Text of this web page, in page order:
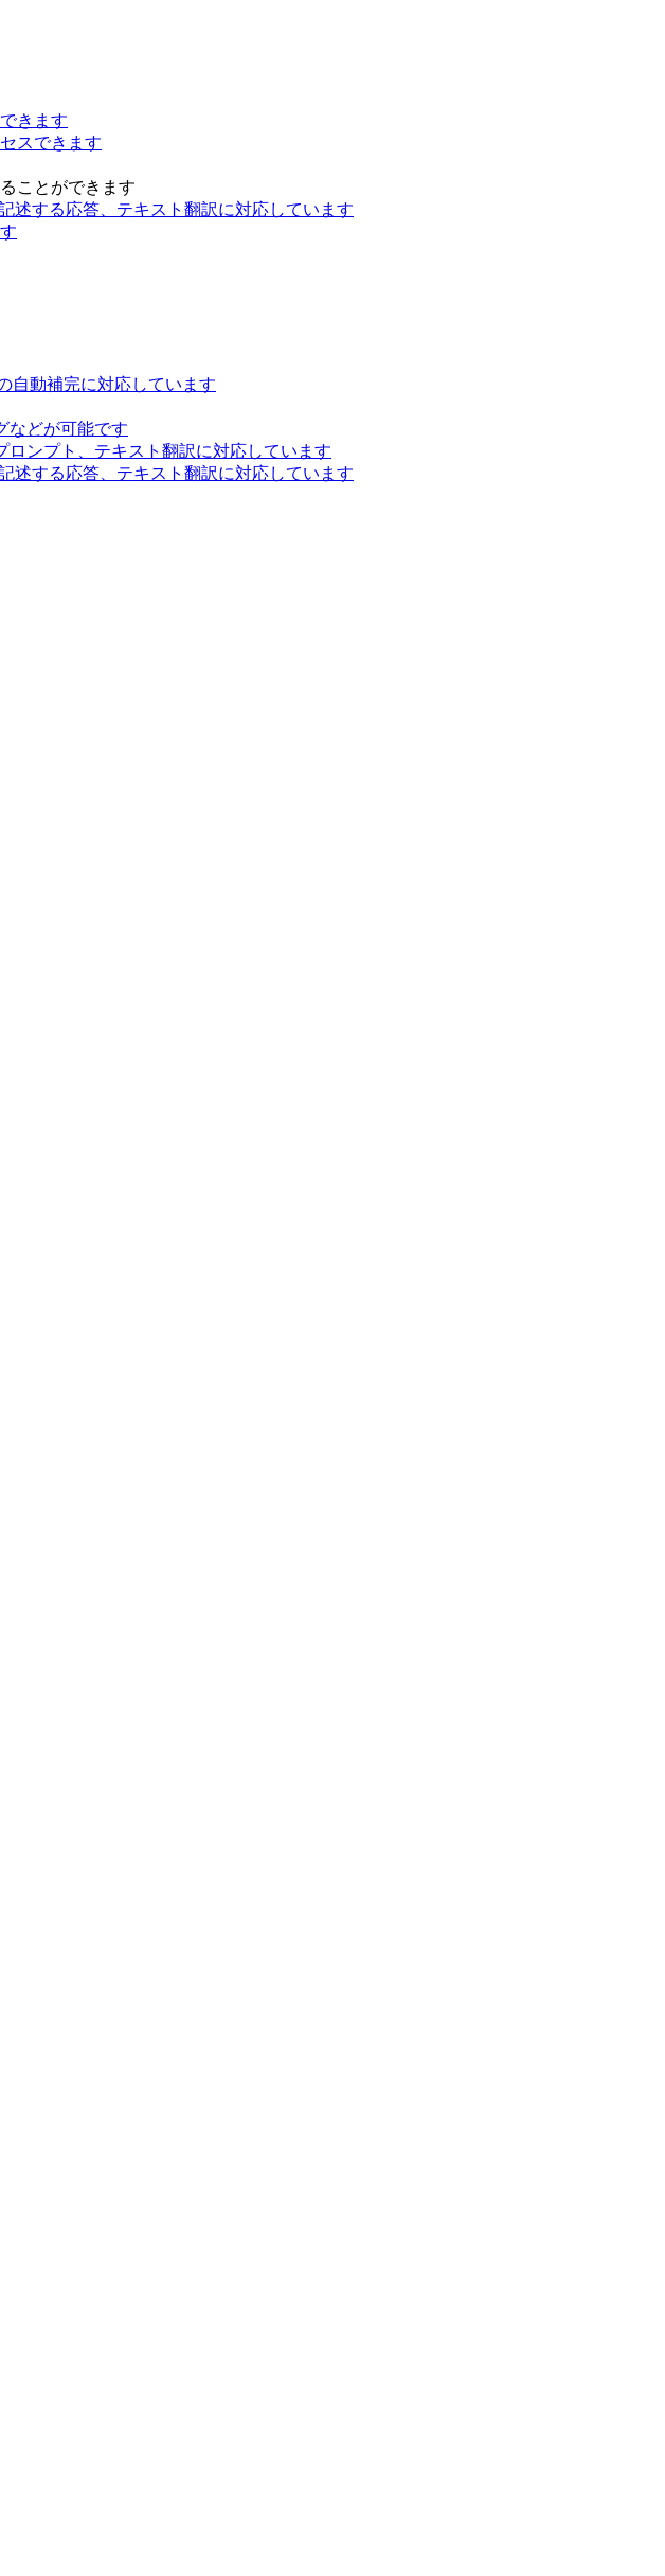
きます
スできます
ことができます
述する応答、テキスト翻訳に対応しています
自動補完に対応しています
などが可能です
ンプト、テキスト翻訳に対応しています
述する応答、テキスト翻訳に対応しています